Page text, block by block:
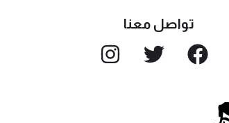
تواصل معنا